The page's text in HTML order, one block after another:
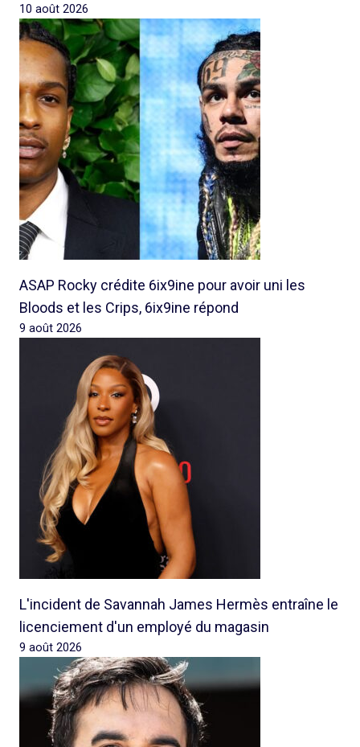
10 août 2026
ASAP Rocky crédite 6ix9ine pour avoir uni les
Bloods et les Crips, 6ix9ine répond
9 août 2026
L'incident de Savannah James Hermès entraîne le
licenciement d'un employé du magasin
9 août 2026